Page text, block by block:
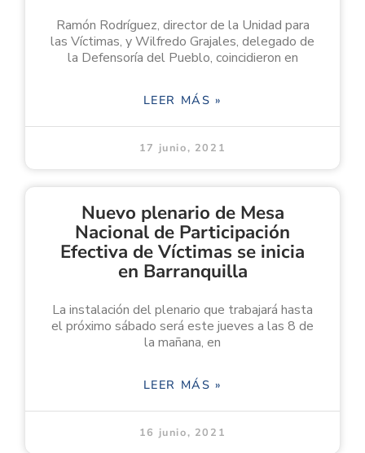
Ramón Rodríguez, director de la Unidad para
las Víctimas, y Wilfredo Grajales, delegado de
la Defensoría del Pueblo, coincidieron en
LEER MÁS »
17 junio, 2021
Nuevo plenario de Mesa
Nacional de Participación
Efectiva de Víctimas se inicia
en Barranquilla
La instalación del plenario que trabajará hasta
el próximo sábado será este jueves a las 8 de
la mañana, en
LEER MÁS »
16 junio, 2021